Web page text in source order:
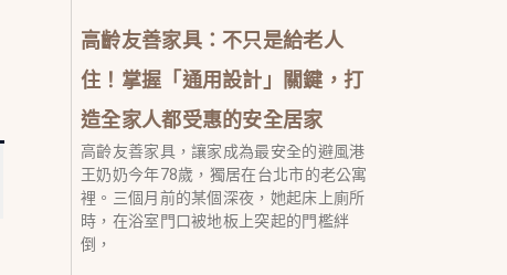
高齡友善家具：不只是給老人
住！掌握「通用設計」關鍵，打
造全家人都受惠的安全居家
高齡友善家具，讓家成為最安全的避風港
王奶奶今年78歲，獨居在台北市的老公寓
裡。三個月前的某個深夜，她起床上廁所
時，在浴室門口被地板上突起的門檻絆
倒，